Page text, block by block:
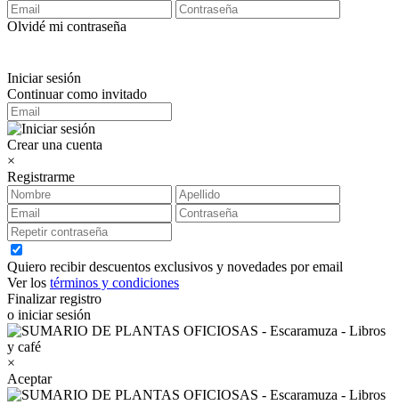
Olvidé mi contraseña
Iniciar sesión
Continuar como invitado
Crear una cuenta
×
Registrarme
Quiero recibir descuentos exclusivos y novedades por email
Ver los términos y condiciones
Finalizar registro
o iniciar sesión
×
Aceptar